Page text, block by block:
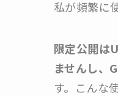
私が頻繁に
限定公開は
ませんし、
す。こんな